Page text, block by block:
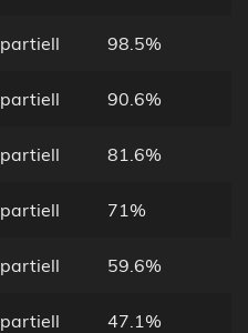
partiell 98.5%
partiell 90.6%
partiell 81.6%
partiell 71%
partiell 59.6%
partiell 47.1%